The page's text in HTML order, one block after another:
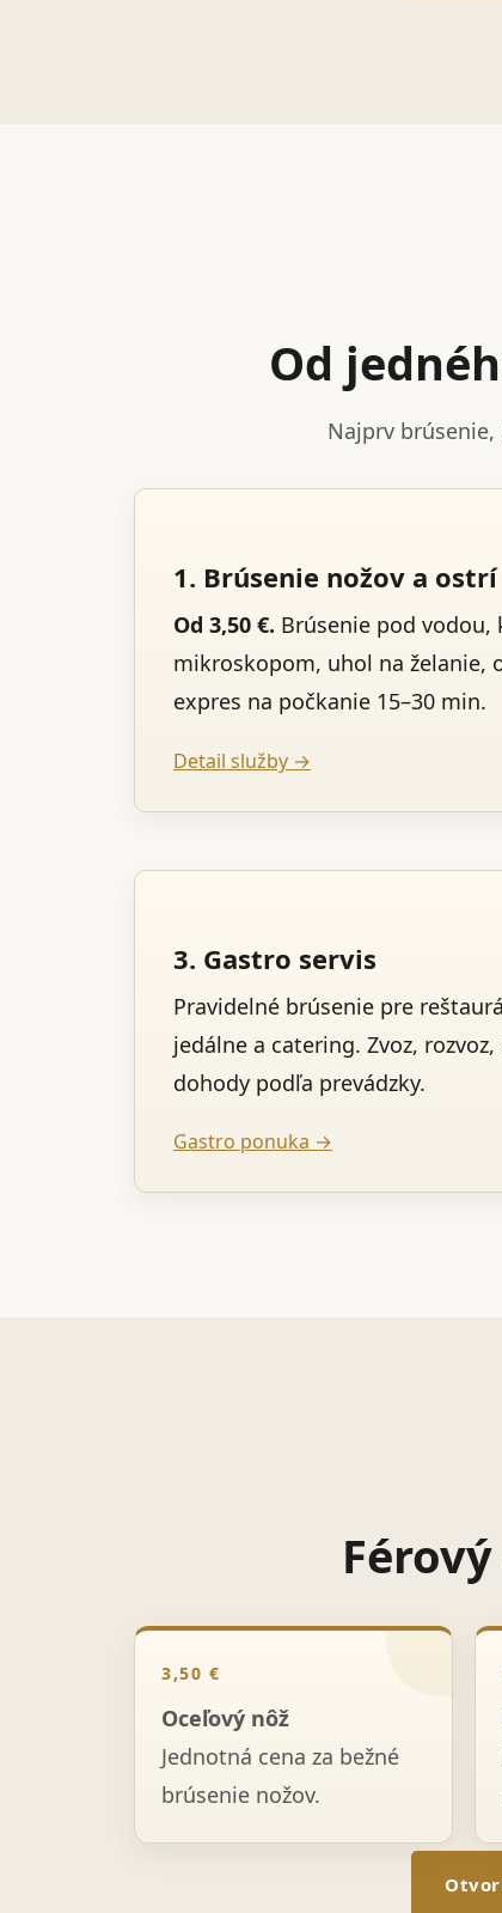
Od
Najprv
1. Brúsenie nožov a ostrí
Od 3,50 €. Brúsenie pod vodou,
mikroskopom, uhol na želanie,
expres na počkanie 15–30 min.
Detail služby →
3. Gastro servis
Pravidelné brúsenie pre
jedálne a catering. Zvoz,
dohody podľa prevádzky.
Gastro ponuka →
3,50 €
Oceľový nôž
Jednotná cena za bežné
brúsenie nožov.